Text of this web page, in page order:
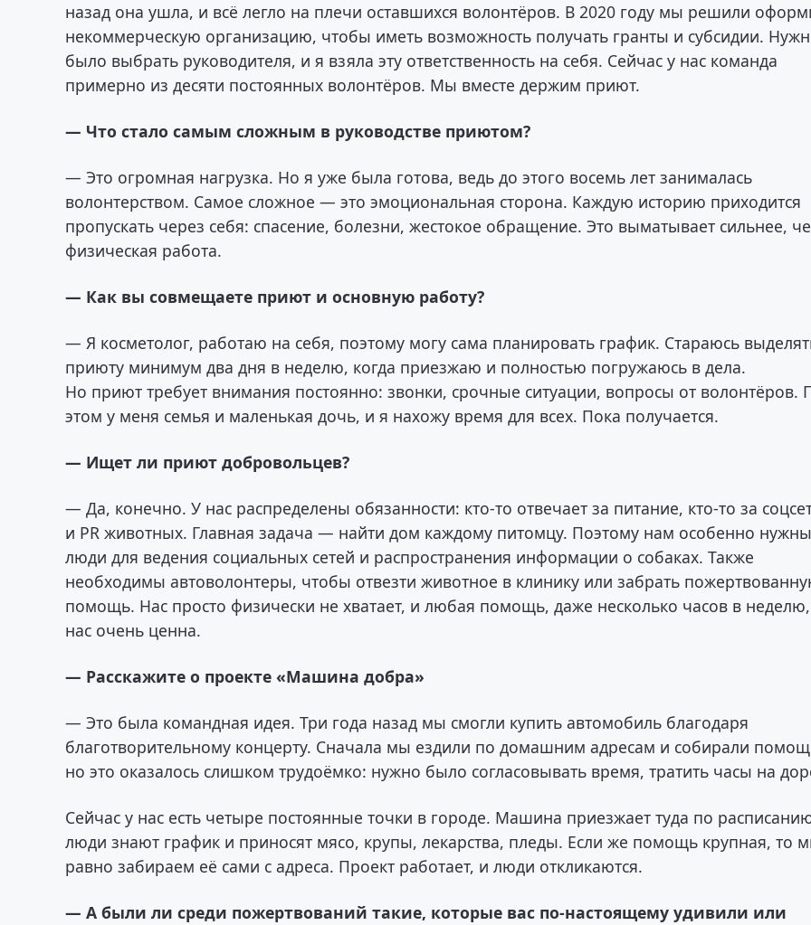
назад она ушла, и всё легло на плечи оставшихся волонтёров. В 2020 году мы решили
некоммерческую организацию, чтобы иметь возможность получать гранты и субсидии.
было выбрать руководителя, и я взяла эту ответственность на себя. Сейчас у нас команда
примерно из десяти постоянных волонтёров. Мы вместе держим приют.
— Что стало самым сложным в руководстве приютом?
— Это огромная нагрузка. Но я уже была готова, ведь до этого восемь лет занималась
волонтерством. Самое сложное — это эмоциональная сторона. Каждую историю приходится
пропускать через себя: спасение, болезни, жестокое обращение. Это выматывает сильнее,
физическая работа.
— Как вы совмещаете приют и основную работу?
— Я косметолог, работаю на себя, поэтому могу сама планировать график. Стараюсь
приюту минимум два дня в неделю, когда приезжаю и полностью погружаюсь в дела.
Но приют требует внимания постоянно: звонки, срочные ситуации, вопросы от волонтёров.
этом у меня семья и маленькая дочь, и я нахожу время для всех. Пока получается.
— Ищет ли приют добровольцев?
— Да, конечно. У нас распределены обязанности: кто-то отвечает за питание, кто-то за
и PR животных. Главная задача — найти дом каждому питомцу. Поэтому нам особенно нужны
люди для ведения социальных сетей и распространения информации о собаках. Также
необходимы автоволонтеры, чтобы отвезти животное в клинику или забрать
помощь. Нас просто физически не хватает, и любая помощь, даже несколько часов в
нас очень ценна.
— Расскажите о проекте «Машина добра»
— Это была командная идея. Три года назад мы смогли купить автомобиль благодаря
благотворительному концерту. Сначала мы ездили по домашним адресам и собирали
но это оказалось слишком трудоёмко: нужно было согласовывать время, тратить часы на
Сейчас у нас есть четыре постоянные точки в городе. Машина приезжает туда по
люди знают график и приносят мясо, крупы, лекарства, пледы. Если же помощь крупная, то
равно забираем её сами с адреса. Проект работает, и люди откликаются.
— А были ли среди пожертвований такие, которые вас по-настоящему удивили или